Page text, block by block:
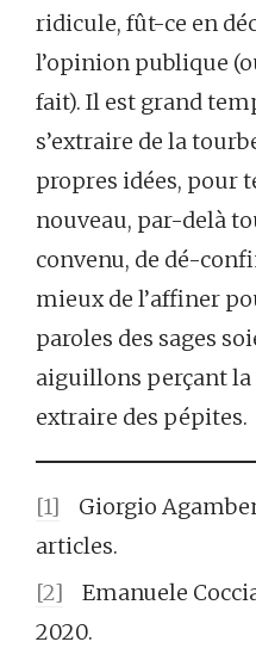
ridicule, fût-ce en
l’opinion publique
fait). Il est grand
s’extraire de la
propres idées, pour
nouveau, par-delà
convenu, de dé-
mieux de l’affiner
paroles des sages
aiguillons perçant
extraire des pépites.
[1] Giorgio
articles.
[2] Emanuele
2020.